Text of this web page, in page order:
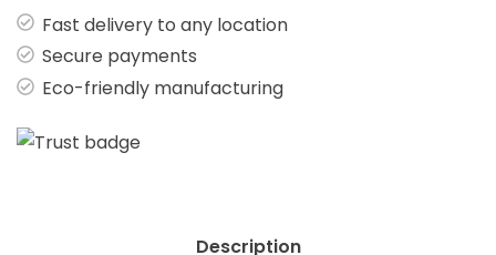
Fast delivery to any location
Secure payments
Eco-friendly manufacturing
Description